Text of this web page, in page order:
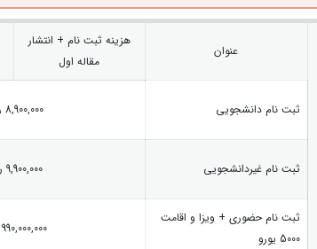
عنوان
هزینه ثبت نام + انتشار
مقاله اول
ثبت نام دانشجویی 8,900,000 ریال
ثبت نام غیردانشجویی 9,900,000 ریال
ثبت نام حضوری + ویزا و اقامت
5000 یورو
990,000,000 ریال